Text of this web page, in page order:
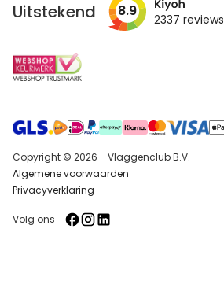
Uitstekend 8.9 2337 reviews
Copyright © 2026 - Vlaggenclub B.V.
Algemene voorwaarden
Privacyverklaring
Volg ons